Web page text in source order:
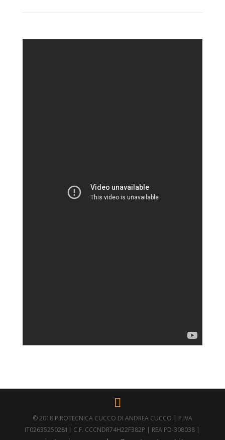
© 2018 PIROTECNICA CUCCO DI ANDREA CUCCO | P.IVA
IT02635250281| C.F. CCCNDR74H22F382P | REA PD-308038 |